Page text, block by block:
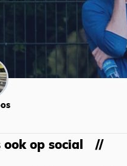
ook op social